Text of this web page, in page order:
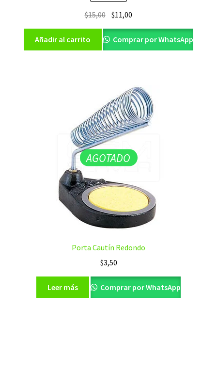
$15,00 El
original
era:
$11,00
actual
es:
Añadir al carrito Comprar por WhatsApp
AGOTADO
Porta Cautín Redondo
$3,50
Leer más Comprar por WhatsApp